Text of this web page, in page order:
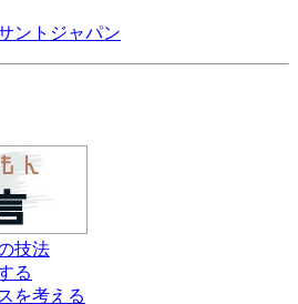
ントジャパン